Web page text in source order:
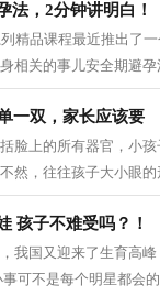
法，2分钟讲明白！
精品课程最近推出了
相关的事儿安全期避孕
一双，家长应该要
脸上的所有器官，小
然，往往孩子大小眼的
孩子不难受吗？！
我国又迎来了生育高
可不是每个明星都会